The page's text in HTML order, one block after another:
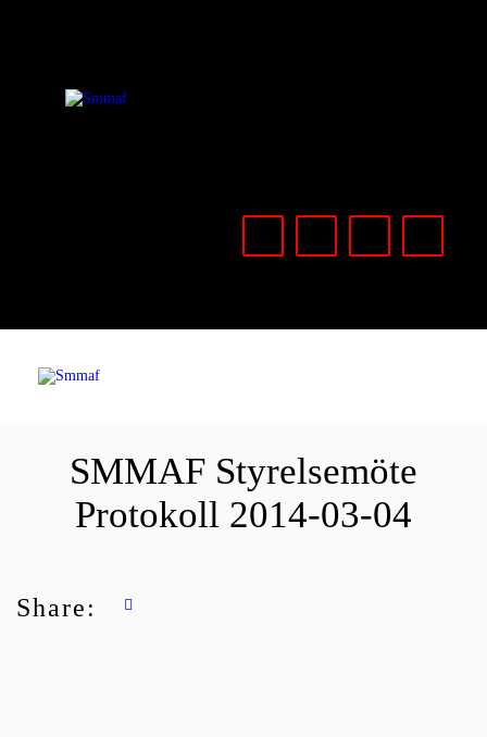
SMMAF Styrelsemöte
Protokoll 2014-03-04
Share: